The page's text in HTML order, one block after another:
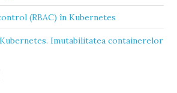
(RBAC) în Kubernetes
Imutabilitatea containerelor